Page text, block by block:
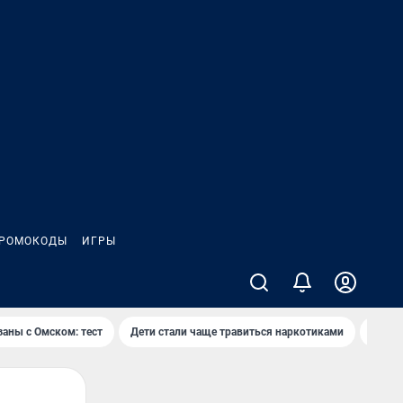
ИГРЫ
с Омском: тест Дети стали чаще травиться наркотиками